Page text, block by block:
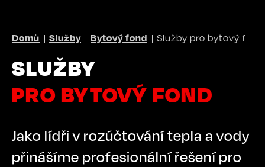
DROBEČKOVÁ
NAVIGACE
Domů Služby Bytový fond Služby pro bytový fond
SLUŽBY
PRO BYTOVÝ FOND
Jako lídři v rozúčtování tepla a vody
přinášíme profesionální řešení pro